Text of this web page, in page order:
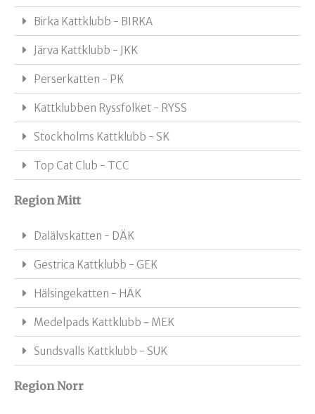
Birka Kattklubb - BIRKA
Järva Kattklubb - JKK
Perserkatten - PK
Kattklubben Ryssfolket - RYSS
Stockholms Kattklubb - SK
Top Cat Club - TCC
Region Mitt
Dalälvskatten - DÄK
Gestrica Kattklubb - GEK
Hälsingekatten - HÄK
Medelpads Kattklubb - MEK
Sundsvalls Kattklubb - SUK
Region Norr